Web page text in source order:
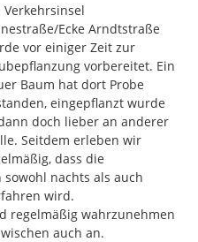
Verkehrsinsel
Ecke Arndtstraße
vor einiger Zeit zur
vorbereitet. Ein
Baum hat dort Probe
eingepflanzt wurde
doch lieber an anderer
Seitdem erleben wir
dass die
nachts als auch
wird.
regelmäßig wahrzunehmen
auch an.